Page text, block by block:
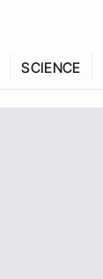
SCIENCE